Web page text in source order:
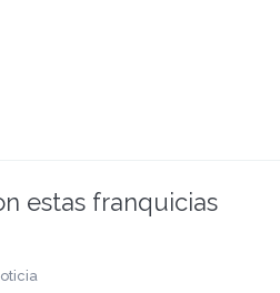
estas franquicias